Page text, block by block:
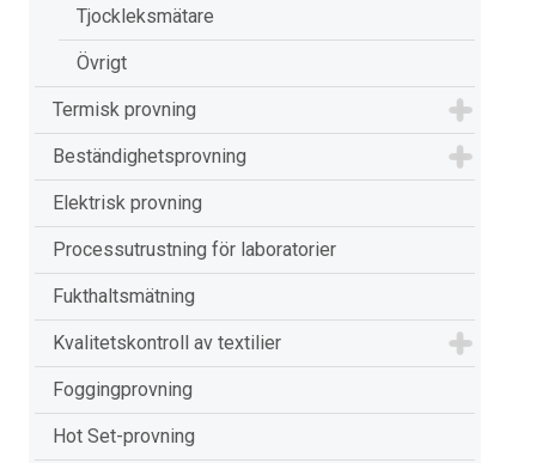
Tjockleksmätare
Övrigt
Termisk provning
Beständighetsprovning
Elektrisk provning
Processutrustning för laboratorier
Fukthaltsmätning
Kvalitetskontroll av textilier
Foggingprovning
Hot Set-provning